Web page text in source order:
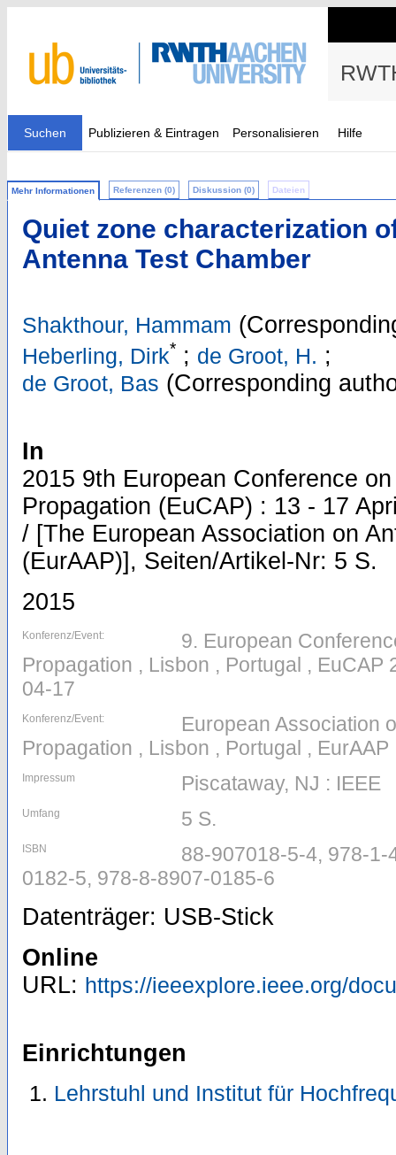
Suchen Publizieren & Eintragen Personalisieren Hilfe
Mehr Informationen Referenzen (0) Diskussion (0) Dateien
Quiet zone characterization
Antenna Test Chamber
Shakthour, Hammam
Heberling, Dirk* ; de Groot, H. ;
de Groot, Bas (Corresponding
In
2015 9th European Conference
Propagation (EuCAP) : 13 - 17
/ [The European Association on
(EurAAP)], Seiten/Artikel-Nr: 5 S.
2015
Konferenz/Event:
9. European
Propagation , Lisbon , Portugal , EuCAP
04-17
Konferenz/Event:
European Association
Propagation , Lisbon , Portugal ,
Impressum Piscataway, NJ : IEEE
Umfang 5 S.
ISBN
88-907018-5-4, 978-
0182-5, 978-8-8907-0185-6
Datenträger: USB-Stick
Online
URL: https://ieeexplore.ieee.org/
Einrichtungen
Lehrstuhl und Institut für